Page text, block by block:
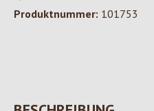
Produktnummer: 101753